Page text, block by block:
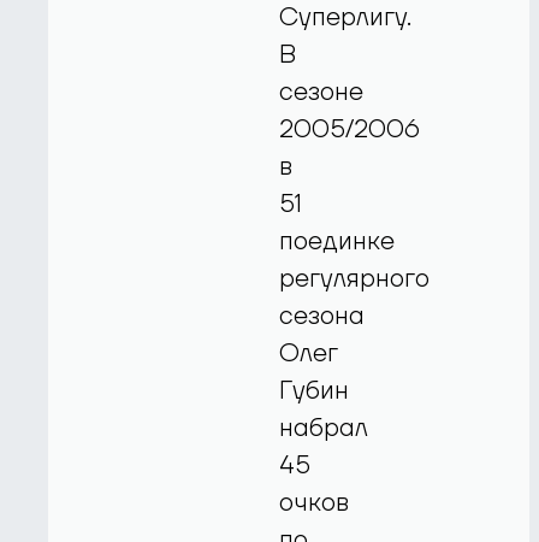
Суперлигу.
В
сезоне
2005/2006
в
51
поединке
регулярного
сезона
Олег
Губин
набрал
45
очков